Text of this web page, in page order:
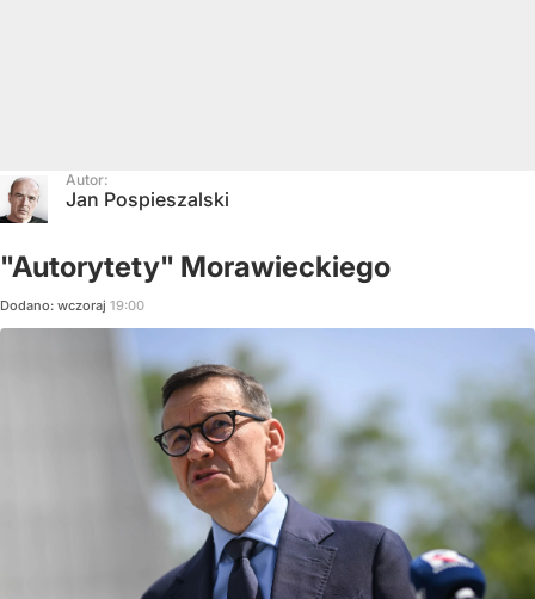
Autor:
Jan Pospieszalski
"Autorytety" Morawieckiego
Dodano: wczoraj 19:00